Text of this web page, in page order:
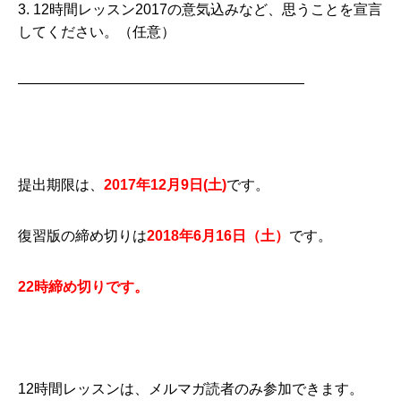
3. 12時間レッスン2017の意気込みなど、思うことを宣言
してください。（任意）
————————————————————
提出期限は、 2017年12月9 日(土)です。
復習版の締め切りは2018年6月16日（土） です。
22時締め切りです。
12時間レッスンは、メルマガ読者のみ参加できます。